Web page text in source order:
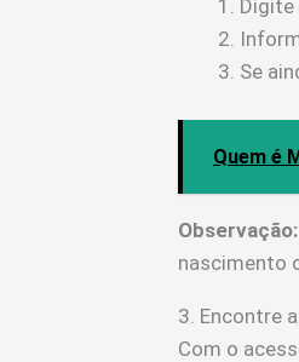
Digite
Se
Quem é
Observação:
nascimento
3. Encontre
Com o